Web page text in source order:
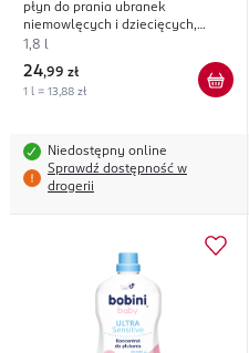
płyn do prania ubranek
niemowlęcych i dziecięcych,
hipoalergiczny
1,8 l
24,99 zł
1 l = 13,88 zł
Niedostępny online
Sprawdź dostępność w
drogerii